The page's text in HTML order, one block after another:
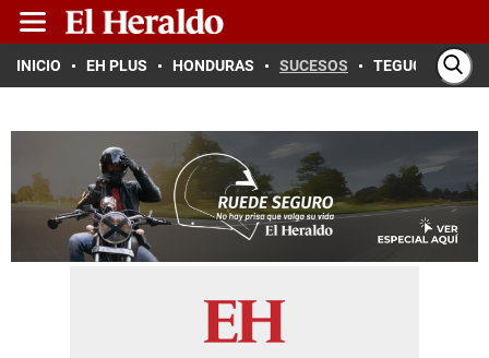
INICIO EH PLUS HONDURAS SUCESOS TEGUCIGALPA